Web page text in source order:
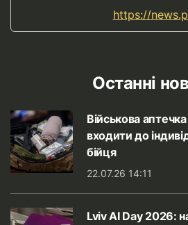
https://
Останні
Військова
входити до
бійця
22.07.26 14:11
Lviv AI Day 2026: